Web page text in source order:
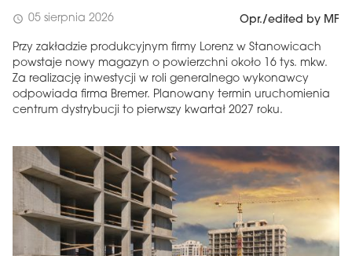
schedule 05 sierpnia 2026 Opr./edited by MF
Przy zakładzie produkcyjnym firmy Lorenz w Stanowicach
powstaje nowy magazyn o powierzchni około 16 tys. mkw.
Za realizację inwestycji w roli generalnego wykonawcy
odpowiada firma Bremer. Planowany termin uruchomienia
centrum dystrybucji to pierwszy kwartał 2027 roku.